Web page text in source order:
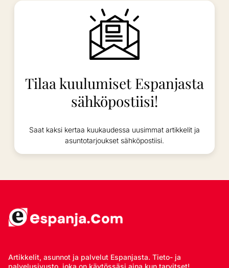
Tilaa kuulumiset Espanjasta
sähköpostiisi!
Saat kaksi kertaa kuukaudessa uusimmat artikkelit ja
asuntotarjoukset sähköpostiisi.
Artikkelit, asunnot ja palvelut Espanjasta. Tieto- ja
palvelusivusto, joka on käytössäsi aina kun tarvitset!